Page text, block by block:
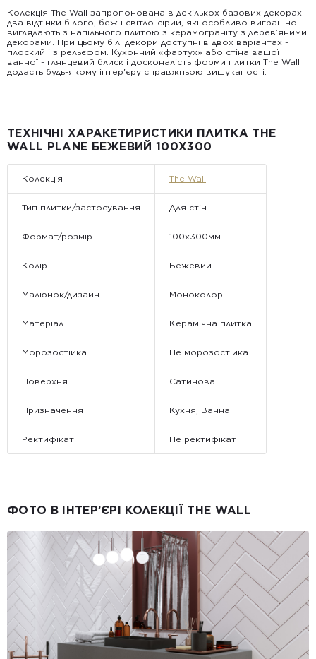
всій Україні
Від 25 м² і більше — безкоштовна доставка за рахунок
компанії Golden Tile.
Примітка:
• Відвантаження здійснюється виключно у робочі дні. У суботу,
неділю та святкові дні замовлення не обробляються та не
відправляються.
Колекція The Wall запропонована в декількох базових декорах:
два відтінки білого, беж і світло-сірий, які особливо виграшно
виглядають з напільного плитою з керамограніту з дерев’яними
декорами. При цьому білі декори доступні в двох варіантах -
плоский і з рельєфом. Кухонний «фартух» або стіна вашої
ванної - глянцевий блиск і досконалість форми плитки The Wall
додасть будь-якому інтер'єру справжньою вишуканості.
ТЕХНІЧНІ ХАРАКЕТИРИСТИКИ ПЛИТКА THE
WALL PLANE БЕЖЕВИЙ 100X300
Колекція The Wall
Тип плитки/застосування Для стін
Формат/розмір 100x300мм
Колір Бежевий
Малюнок/дизайн Моноколор
Матеріал Керамічна плитка
Морозостійка Не морозостійка
Поверхня Сатинова
Призначення Кухня, Ванна
Ректифікат Не ректифікат
ФОТО В ІНТЕР’ЄРІ КОЛЕКЦІЇ THE WALL